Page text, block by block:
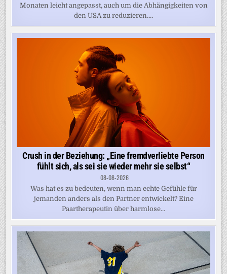
Monaten leicht angepasst, auch um die Abhängigkeiten von
den USA zu reduzieren....
Crush in der Beziehung: „Eine fremdverliebte Person
fühlt sich, als sei sie wieder mehr sie selbst“
08-08-2026
Was hat es zu bedeuten, wenn man echte Gefühle für
jemanden anders als den Partner entwickelt? Eine
Paartherapeutin über harmlose...